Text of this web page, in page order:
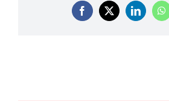
Facebook
X